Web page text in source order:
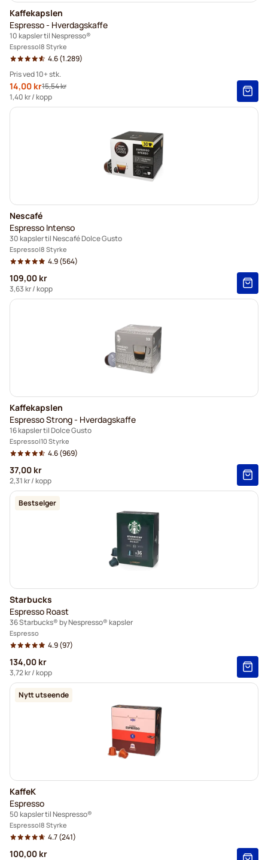
Kaffekapslen
Espresso - Hverdagskaffe
10 kapsler til Nespresso®
Espresso 8 Styrke
4.6(1.289)
Pris ved 10+ stk.
Spesialpris
14,00 krVanlig pris
15,54 kr
1,40 kr/ kopp
1 =kr 15,54
Nescafé
Espresso Intenso
30 kapsler til Nescafé Dolce Gusto
Espresso 8 Styrke
4.9(564)
109,00 kr
3,63 kr/ kopp
Kaffekapslen
Espresso Strong - Hverdagskaffe
16 kapsler til Dolce Gusto
Espresso 10 Styrke
4.6(969)
37,00 kr
2,31 kr/ kopp
Bestselger
Starbucks
Espresso Roast
36 Starbucks® by Nespresso® kapsler
Espresso
4.9(97)
134,00 kr
3,72 kr/ kopp
Nytt utseende
KaffeK
Espresso
50 kapsler til Nespresso®
Espresso 8 Styrke
4.7(241)
100,00 kr